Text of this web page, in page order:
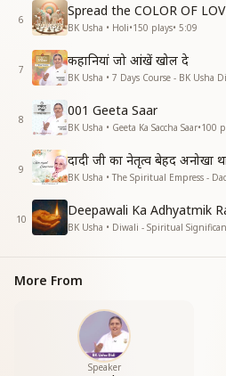
6
Spread the COLOR OF
BK Usha • Holi•150 plays• 5:09
7
कहानियां जो आंखें खोल दे
BK Usha • 7 Days Course - BK Usha
8
001 Geeta Saar
BK Usha • Geeta Ka Saccha Saar•100
9
दादी जी का नेतृत्व बेहद अनोखा
10
Deepawali Ka Adhyatmik
BK Usha • Diwali - Spiritual
More From
Speaker